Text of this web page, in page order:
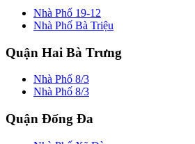
Nhà Phố 19-12
Nhà Phố Bà Triệu
Quận Hai Bà Trưng
Nhà Phố 8/3
Nhà Phố 8/3
Quận Đống Đa